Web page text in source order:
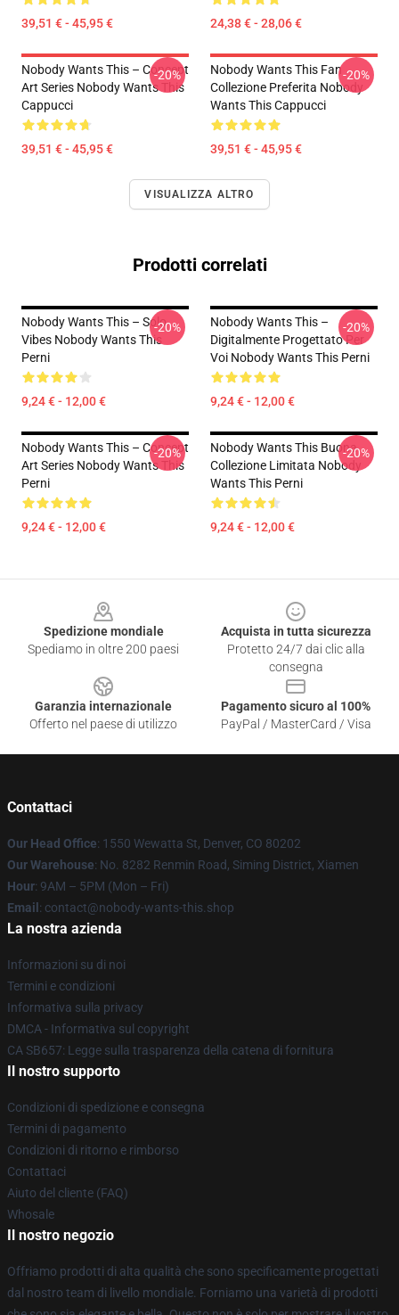
39,51 € - 45,95 € 24,38 € - 28,06 €
Nobody Wants This – Concept
Art Series Nobody Wants This
Cappucci
39,51 € - 45,95 €
-20%
Nobody Wants This Fan
Collezione Preferita Nobody
Wants This Cappucci
39,51 € - 45,95 €
-20%
VISUALIZZA ALTRO
Prodotti correlati
Nobody Wants This – Solo
Vibes Nobody Wants This
Perni
9,24 € - 12,00 €
-20%
Nobody Wants This –
Digitalmente Progettato Per
Voi Nobody Wants This Perni
9,24 € - 12,00 €
-20%
Nobody Wants This – Concept
Art Series Nobody Wants This
Perni
9,24 € - 12,00 €
-20%
Nobody Wants This Buona
Collezione Limitata Nobody
Wants This Perni
9,24 € - 12,00 €
-20%
Spedizione mondiale
Spediamo in oltre 200 paesi
Acquista in tutta sicurezza
Protetto 24/7 dai clic alla
consegna
Garanzia internazionale
Offerto nel paese di utilizzo
Pagamento sicuro al 100%
PayPal / MasterCard / Visa
Contattaci
Our Head Office: 1550 Wewatta St, Denver, CO 80202
Our Warehouse: No. 8282 Renmin Road, Siming District, Xiamen
Hour: 9AM – 5PM (Mon – Fri)
Email : contact@nobody-wants-this.shop
La nostra azienda
Informazioni su di noi
Termini e condizioni
Informativa sulla privacy
DMCA - Informativa sul copyright
CA SB657: Legge sulla trasparenza della catena di fornitura
Il nostro supporto
Condizioni di spedizione e consegna
Termini di pagamento
Condizioni di ritorno e rimborso
Contattaci
Aiuto del cliente (FAQ)
Whosale
Il nostro negozio
Offriamo prodotti di alta qualità che sono specificamente progettati
dal nostro team di livello mondiale. Forniamo una varietà di prodotti